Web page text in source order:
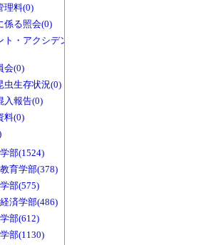
理料(0)
係る照会(0)
ト・アクシデントレポート
会(0)
虫生存状況(0)
入報告(0)
料(0)
部(1524)
育学部(378)
部(575)
済学部(486)
部(612)
部(1130)